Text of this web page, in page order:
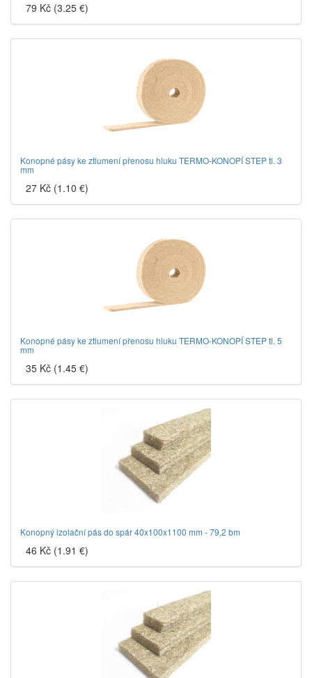
79 Kč (3.25 €)
Konopné pásy ke ztlumení přenosu hluku TERMO-KONOPÍ STEP tl. 3
mm
27 Kč (1.10 €)
Konopné pásy ke ztlumení přenosu hluku TERMO-KONOPÍ STEP tl. 5
mm
35 Kč (1.45 €)
Konopný izolační pás do spár 40x100x1100 mm - 79,2 bm
46 Kč (1.91 €)